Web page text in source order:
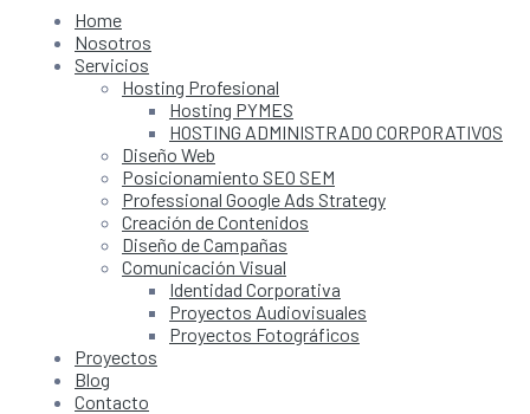
Home
Nosotros
Servicios
Hosting Profesional
Hosting PYMES
HOSTING ADMINISTRADO CORPORATIVOS
Diseño Web
Posicionamiento SEO SEM
Professional Google Ads Strategy
Creación de Contenidos
Diseño de Campañas
Comunicación Visual
Identidad Corporativa
Proyectos Audiovisuales
Proyectos Fotográficos
Proyectos
Blog
Contacto